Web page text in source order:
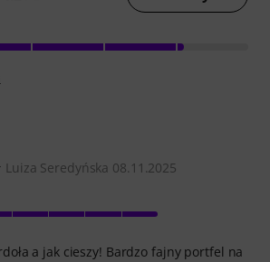
Luiza Seredyńska 08.11.2025
a jak cieszy! Bardzo fajny portfel na